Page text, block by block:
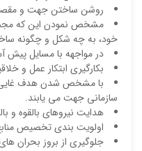
روشن ساختن جهت و
مشخص نمودن این که
خود، به چه شکل و چگونه
در مواجهه با مسايل پيش
بكارگيري ابتكار عمل و
با مشخص شدن هدف غايي
سازماني جهت می یابند.
هدايت نيروهاي بالقوه و
اولويت بندي تخصيص
جلوگيري از بروز بحران